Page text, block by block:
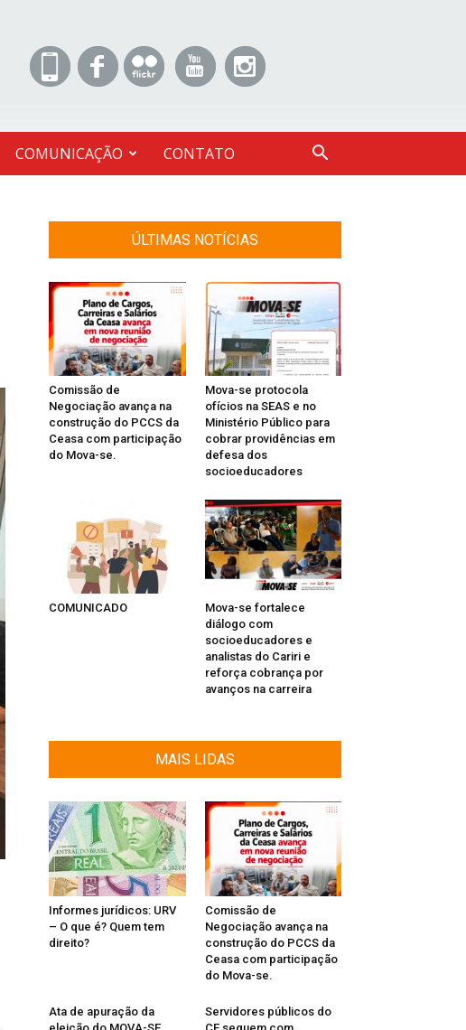
COMUNICAÇÃO CONTATO
ÚLTIMAS NOTÍCIAS
Comissão de
Negociação avança na
construção do PCCS da
Ceasa com participação
do Mova-se.
Mova-se protocola
ofícios na SEAS e no
Ministério Público para
cobrar providências em
defesa dos
socioeducadores
COMUNICADO
Mova-se fortalece
diálogo com
socioeducadores e
analistas do Cariri e
reforça cobrança por
avanços na carreira
MAIS LIDAS
Informes jurídicos: URV
– O que é? Quem tem
direito?
Comissão de
Negociação avança na
construção do PCCS da
Ceasa com participação
do Mova-se.
Ata de apuração da
Servidores públicos do